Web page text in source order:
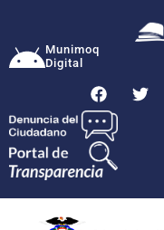
Munimoq
Digital